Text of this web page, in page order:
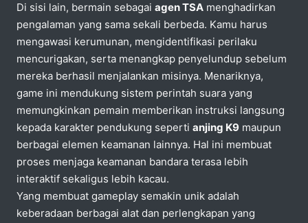
Di sisi lain, bermain sebagai agen TSA menghadirkan
pengalaman yang sama sekali berbeda. Kamu harus
mengawasi kerumunan, mengidentifikasi perilaku
mencurigakan, serta menangkap penyelundup sebelum
mereka berhasil menjalankan misinya. Menariknya,
game ini mendukung sistem perintah suara yang
memungkinkan pemain memberikan instruksi langsung
kepada karakter pendukung seperti anjing K9 maupun
berbagai elemen keamanan lainnya. Hal ini membuat
proses menjaga keamanan bandara terasa lebih
interaktif sekaligus lebih kacau.
Yang membuat gameplay semakin unik adalah
keberadaan berbagai alat dan perlengkapan yang